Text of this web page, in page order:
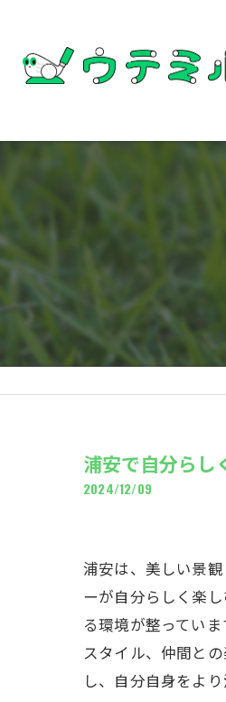
浦安で自分らし
2024/12/09
浦安は、美しい景
ーが自分らしく楽
る環境が整ってい
スタイル、仲間と
し、自分自身をよ